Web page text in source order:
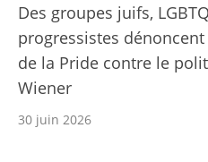
Des groupes juifs,
progressistes
de la Pride contre le
Wiener
30 juin 2026